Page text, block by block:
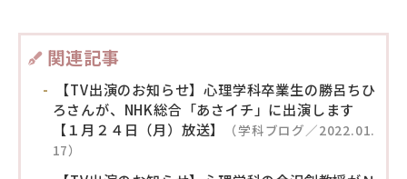
関連記事
【TV出演のお知らせ】心理学科卒業生の勝呂ちひ
ろさんが、NHK総合「あさイチ」に出演します
【１月２４日（月）放送】
（学科ブログ／2022.01.
17）